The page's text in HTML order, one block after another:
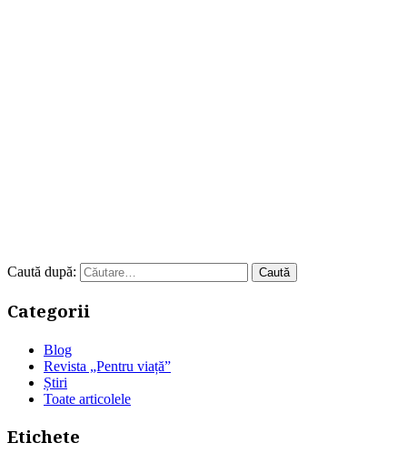
Caută după:
Categorii
Blog
Revista „Pentru viață”
Știri
Toate articolele
Etichete